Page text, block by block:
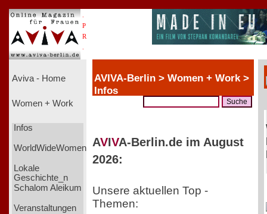
P
R
Aviva - Home
Women + Work
Infos
WorldWideWomen
Lokale
Geschichte_n
Schalom Aleikum
Veranstaltungen
AVIVA-Berlin > Women + Work >
Infos
AVIVA-Berlin.de im August
2026:
Unsere aktuellen Top -
Themen: